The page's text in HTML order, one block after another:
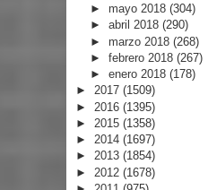
► mayo 2018 (304)
► abril 2018 (290)
► marzo 2018 (268)
► febrero 2018 (267)
► enero 2018 (178)
► 2017 (1509)
► 2016 (1395)
► 2015 (1358)
► 2014 (1697)
► 2013 (1854)
► 2012 (1678)